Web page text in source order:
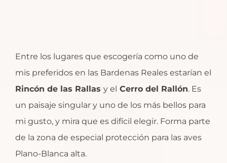
Entre los lugares que escogería como uno de
mis preferidos en las Bardenas Reales estarían el
Rincón de las Rallas y el Cerro del Rallón. Es
un paisaje singular y uno de los más bellos para
mi gusto, y mira que es difícil elegir. Forma parte
de la zona de especial protección para las aves
Plano-Blanca alta.